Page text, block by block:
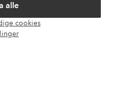
alle
cookies